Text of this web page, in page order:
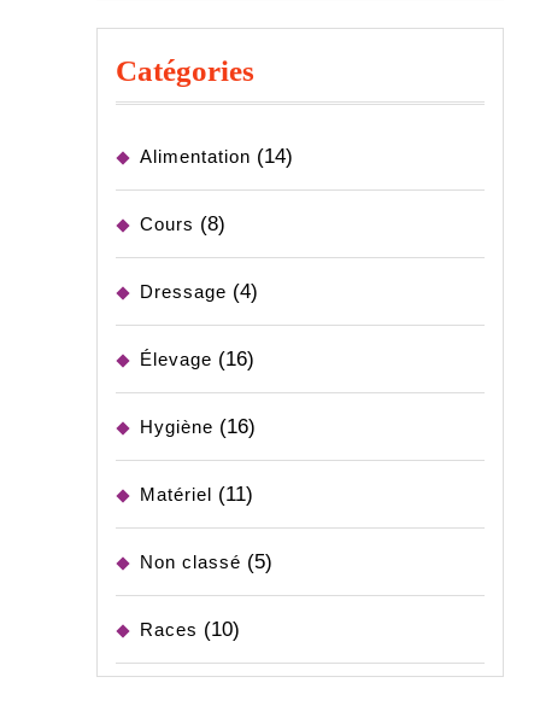
Besançon
Catégories
Alimentation (14)
Cours (8)
Dressage (4)
Élevage (16)
Hygiène (16)
Matériel (11)
Non classé (5)
Races (10)